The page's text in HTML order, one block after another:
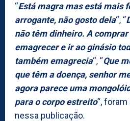
“Está magra mas está mais
arrogante, não gosto dela“, “
não têm dinheiro. A
emagrecer e ir ao ginásio
também emagrecia“, “Que
que têm a doença, senhor
agora parece uma
para o corpo estreito“,
nessa publicação.